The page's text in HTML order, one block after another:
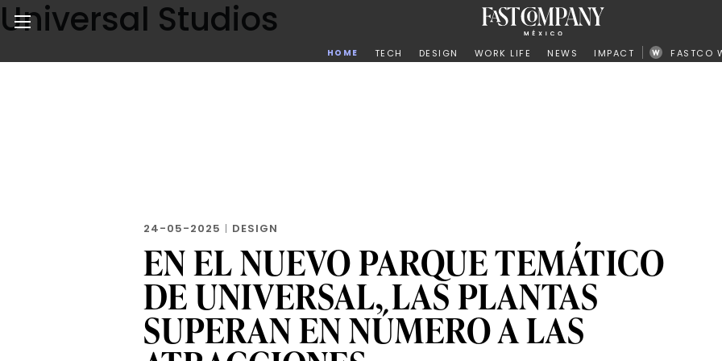
Skip
to
content
Noticias de negocios, innovación, tecnología y diseño
HOME TECH DESIGN WORK LIFE NEWS IMPACT FASTCO
Universal Studios
24-05-2025 | DESIGN
EN EL NUEVO PARQUE TEMÁTICO
DE UNIVERSAL, LAS PLANTAS
SUPERAN EN NÚMERO A LAS